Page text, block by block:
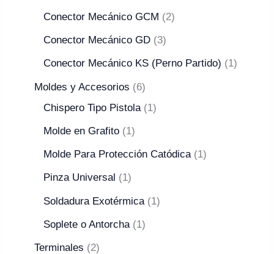
Conector Mecánico GCM 2
Conector Mecánico GD 3
Conector Mecánico KS (Perno Partido) 1
Moldes y Accesorios
6
Chispero Tipo Pistola
1
Molde en Grafito 1
Molde Para Protección Catódica 1
Pinza Universal 1
Soldadura Exotérmica 1
Soplete o Antorcha 1
Terminales
2